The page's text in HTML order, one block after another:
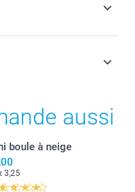
incluse et hors frais de
aussi
boule à neige
3,25